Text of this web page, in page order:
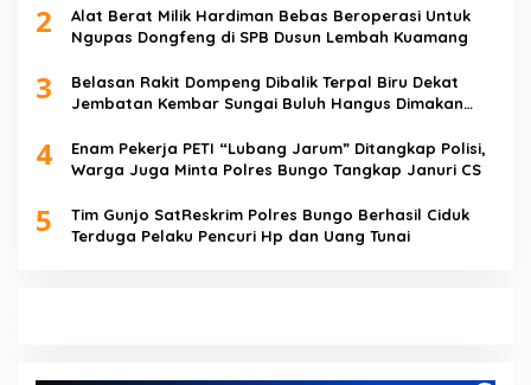
2
Alat Berat Milik Hardiman Bebas Beroperasi Untuk
Ngupas Dongfeng di SPB Dusun Lembah Kuamang
3
Belasan Rakit Dompeng Dibalik Terpal Biru Dekat
Jembatan Kembar Sungai Buluh Hangus Dimakan
4
Enam Pekerja PETI “Lubang Jarum” Ditangkap Polisi,
Warga Juga Minta Polres Bungo Tangkap Januri CS
5
Tim Gunjo SatReskrim Polres Bungo Berhasil Ciduk
Terduga Pelaku Pencuri Hp dan Uang Tunai